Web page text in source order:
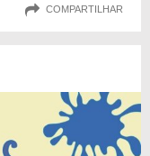
COMPARTILHAR